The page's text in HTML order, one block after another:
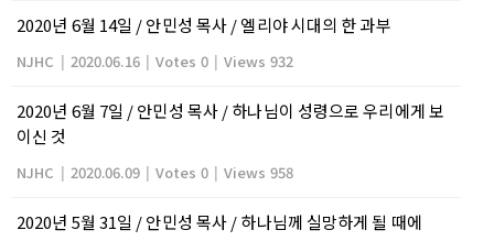
2020년 6월 14일 / 안민성 목사 / 엘리야 시대의 한 과부
NJHC | 2020.06.16 | Votes 0 | Views 932
2020년 6월 7일 / 안민성 목사 / 하나님이 성령으로 우리에게 보
이신 것
NJHC | 2020.06.09 | Votes 0 | Views 958
2020년 5월 31일 / 안민성 목사 / 하나님께 실망하게 될 때에